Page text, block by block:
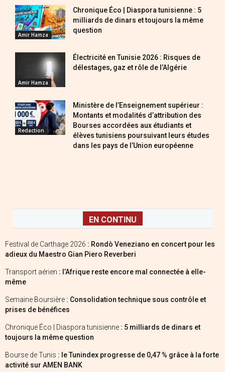
Amir Hamza
Chronique Éco | Diaspora tunisienne : 5
milliards de dinars et toujours la même
question
Amir Hamza
Électricité en Tunisie 2026 : Risques de
délestages, gaz et rôle de l’Algérie
Redaction
Ministère de l’Enseignement supérieur :
Montants et modalités d’attribution des
Bourses accordées aux étudiants et
élèves tunisiens poursuivant leurs études
dans les pays de l’Union européenne
EN CONTINU
Festival de Carthage 2026 : Rondò Veneziano en concert pour les
adieux du Maestro Gian Piero Reverberi
Transport aérien : l’Afrique reste encore mal connectée à elle-
même
Semaine Boursière : Consolidation technique sous contrôle et
prises de bénéfices
Chronique Éco | Diaspora tunisienne : 5 milliards de dinars et
toujours la même question
Bourse de Tunis : le Tunindex progresse de 0,47 % grâce à la forte
activité sur AMEN BANK